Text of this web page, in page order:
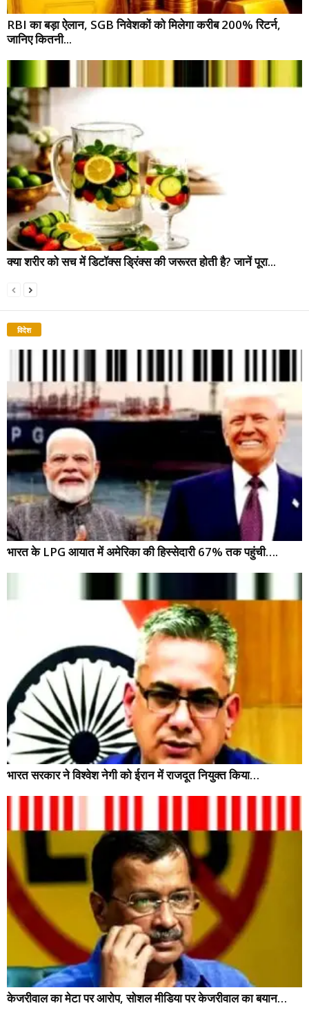
RBI का बड़ा ऐलान, SGB निवेशकों को मिलेगा करीब 200% रिटर्न,
जानिए कितनी...
क्या शरीर को सच में डिटॉक्स ड्रिंक्स की जरूरत होती है? जानें पूरा...
विदेश
भारत के LPG आयात में अमेरिका की हिस्सेदारी 67% तक पहुंची….
भारत सरकार ने विश्वेश नेगी को ईरान में राजदूत नियुक्त किया…
केजरीवाल का मेटा पर आरोप, सोशल मीडिया पर केजरीवाल का बयान…